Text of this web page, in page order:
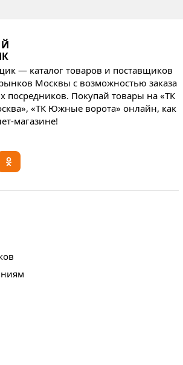
— каталог товаров и поставщиков
Москвы с возможностью заказа
посредников. Покупай товары на «ТК
«ТК Южные ворота» онлайн, как
магазине!